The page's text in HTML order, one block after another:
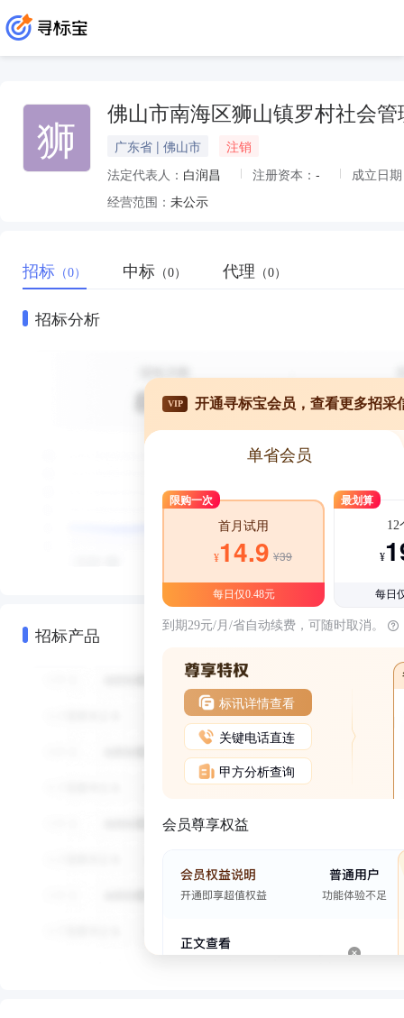
狮 佛山市南海区狮山镇罗村社会
广东省 | 佛山市
注销
法定代表人： 白润昌 注册资本： -
成立日
经营范围： 未公示
招标 （0） 中标 （0） 代理 （0）
招标分析
招标产品
VIP 开通寻标宝会员，查看更多招采
单省会员
限购一次
首月试用
¥14.9 ¥39
每日仅0.48元
最划算
12
¥
每日
到期29元/月/省自动续费，可随时取消。
标讯详情查看
关键电话直连
甲方分析查询
会员尊享权益